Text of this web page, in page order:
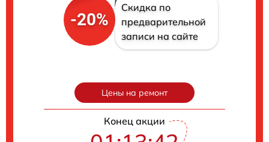
-20%
Скидка по
предварительной
записи на сайте
Цены на ремонт
Конец акции